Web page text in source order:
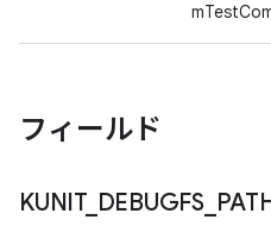
フィールド
KUNIT_ DEBUGFS_